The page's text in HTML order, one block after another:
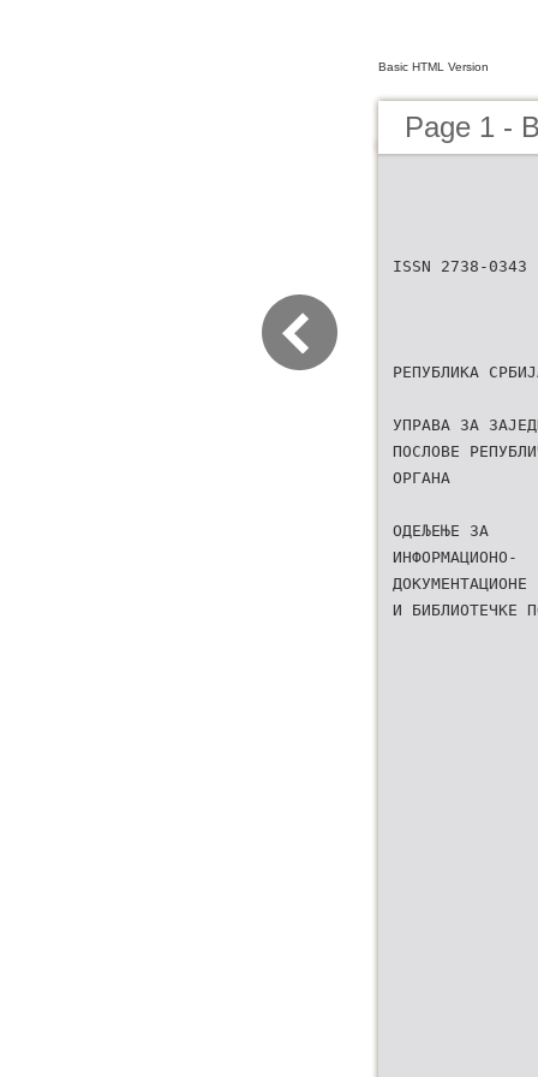
Basic HTML Version
Page 1 -
ISSN 2738-0343
РЕПУБЛИКА
УПРАВА ЗА
ПОСЛОВЕ
ОРГАНА
ОДЕЉЕЊЕ ЗА
ИНФОРМАЦИОНО-
ДОКУМЕНТАЦИОНЕ
И БИБЛИОТЕЧКЕ